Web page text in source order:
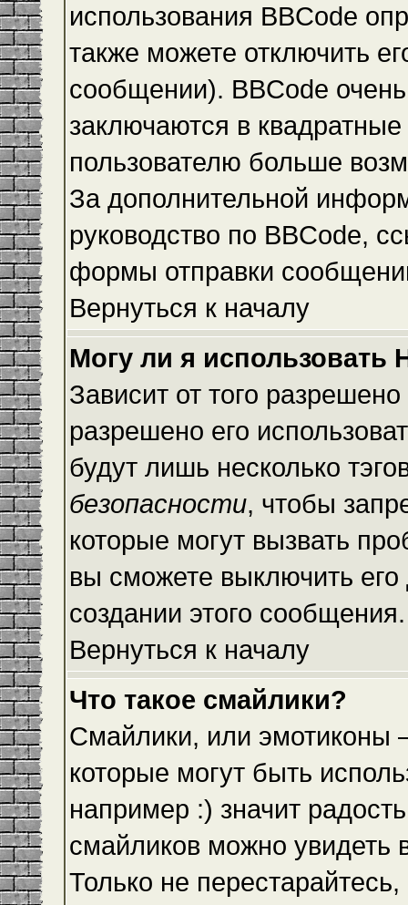
использования BBCode
также можете отключить
сообщении). BBCode
заключаются в
пользователю больше
За дополнительной
руководство по BBCode,
формы отправки
Вернуться к началу
Могу ли я использовать
Зависит от того
разрешено его
будут лишь несколько
безопасности, чтобы
которые могут вызвать
вы сможете выключить
создании этого сообщения.
Вернуться к началу
Что такое смайлики?
Смайлики, или эмотиконы
которые могут быть
например :) значит
смайликов можно
Только не